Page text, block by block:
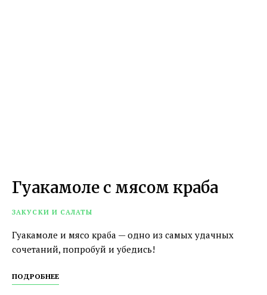
Гуакамоле с мясом краба
ЗАКУСКИ И САЛАТЫ
Гуакамоле и мясо краба — одно из самых удачных
сочетаний, попробуй и убедись!
ПОДРОБНЕЕ